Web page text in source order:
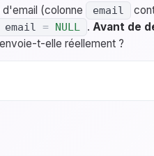
(colonne
email
email = NULL . Avant de
t-elle réellement ?